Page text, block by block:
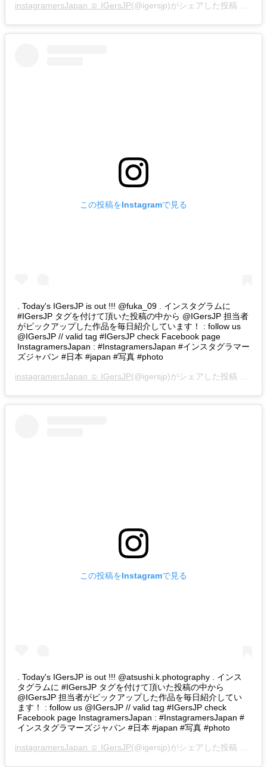
instagramersJapan ☺︎ IGersJP(@igersjp)がシェアした投稿 –
この投稿をInstagramで見る
. Today's IGersJP is out !!! @fuka_09 . インスタグラムに
#IGersJP タグを付けて頂いた投稿の中から @IGersJP 担当者
がピックアップした作品を毎日紹介しています！ : follow us
@IGersJP // valid tag #IGersJP check Facebook page
InstagramersJapan : #InstagramersJapan #インスタグラマー
ズジャパン #日本 #japan #写真 #photo
instagramersJapan ☺︎ IGersJP(@igersjp)がシェアした投稿 –
この投稿をInstagramで見る
. Today's IGersJP is out !!! @atsushi.k.photography . インス
タグラムに #IGersJP タグを付けて頂いた投稿の中から
@IGersJP 担当者がピックアップした作品を毎日紹介してい
ます！ : follow us @IGersJP // valid tag #IGersJP check
Facebook page InstagramersJapan : #InstagramersJapan #
インスタグラマーズジャパン #日本 #japan #写真 #photo
instagramersJapan ☺︎ IGersJP(@igersjp)がシェアした投稿 –